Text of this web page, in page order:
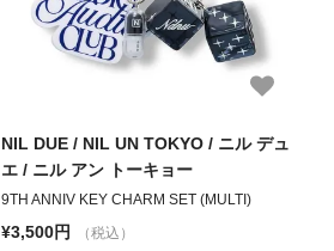
NIL DUE / NIL UN TOKYO / ニル デュ
エ / ニル アン トーキョー
9TH ANNIV KEY CHARM SET (MULTI)
¥3,500円 （税込）